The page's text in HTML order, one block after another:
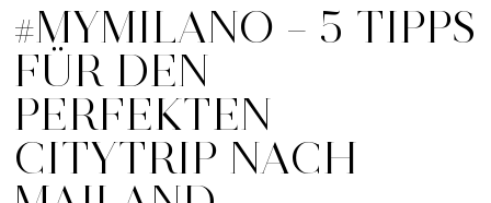
#MYMILANO – 5 TIPPS
FÜR DEN
PERFEKTEN
CITYTRIP NACH